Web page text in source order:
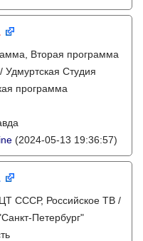
Вторая программа
Удмуртская Студия
программа
(2024-05-13 19:36:57)
СССР, Российское ТВ /
Петербург"